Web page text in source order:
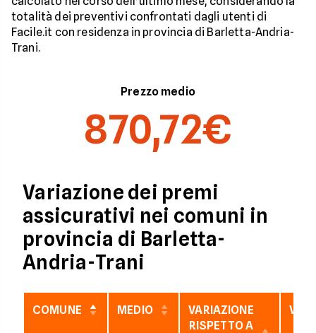
totalità dei preventivi confrontati dagli utenti di
Facile.it con residenza in provincia di Barletta-Andria-
Trani.
Prezzo medio
870,72€
Variazione dei premi
assicurativi nei comuni in
provincia di Barletta-
Andria-Trani
COMUNE MEDIO
VARIAZIONE
RISPETTO A